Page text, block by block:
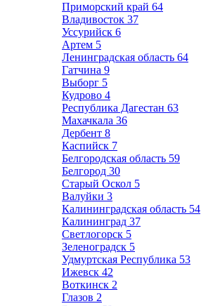
Приморский край 64
Владивосток 37
Уссурийск 6
Артем 5
Ленинградская область 64
Гатчина 9
Выборг 5
Кудрово 4
Республика Дагестан 63
Махачкала 36
Дербент 8
Каспийск 7
Белгородская область 59
Белгород 30
Старый Оскол 5
Валуйки 3
Калининградская область 54
Калининград 37
Светлогорск 5
Зеленоградск 5
Удмуртская Республика 53
Ижевск 42
Воткинск 2
Глазов 2